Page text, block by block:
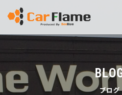
ブログ